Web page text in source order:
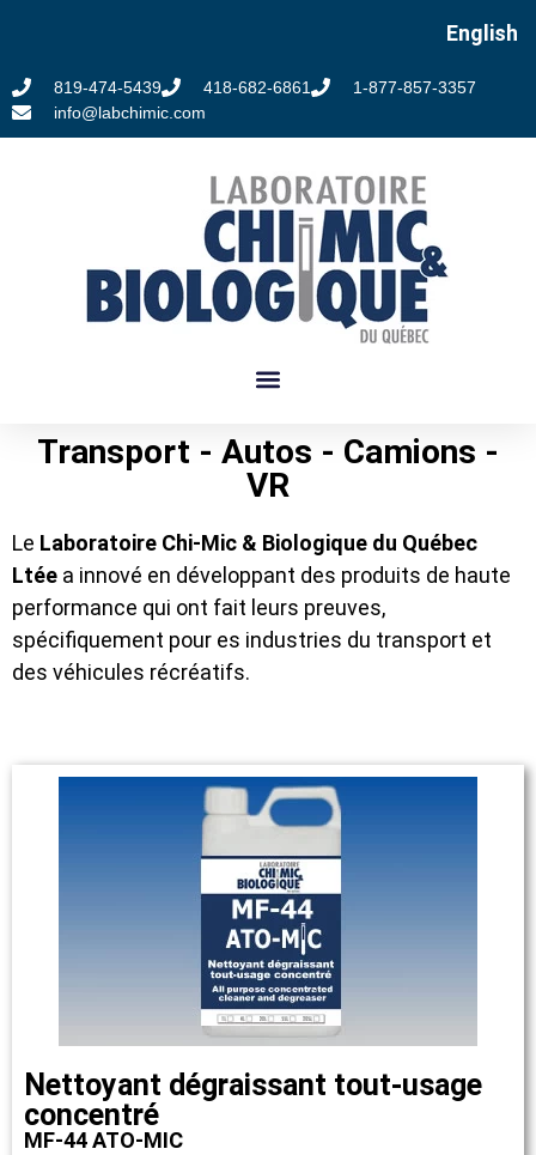
819-474-5439 418-682-6861
1-877-857-3357
info@labchimic.com
English
Transport - Autos - Camions -
VR
Le Laboratoire Chi-Mic & Biologique du Québec
Ltée a innové en développant des produits de haute
performance qui ont fait leurs preuves,
spécifiquement pour es industries du transport et
des véhicules récréatifs.
Nettoyant dégraissant tout-usage
concentré
MF-44 ATO-MIC